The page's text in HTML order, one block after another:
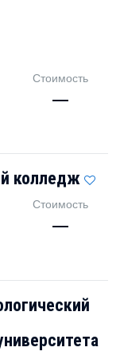
Стоимость
—
колледж
Стоимость
—